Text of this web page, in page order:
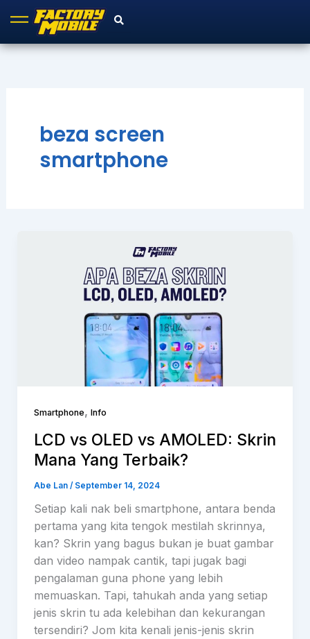
content
beza screen
smartphone
Smartphone, Info
LCD vs OLED vs AMOLED: Skrin
Mana Yang Terbaik?
Abe Lan / September 14, 2024
Setiap kali nak beli smartphone, antara benda
pertama yang kita tengok mestilah skrinnya,
kan? Skrin yang bagus bukan je buat gambar
dan video nampak cantik, tapi jugak bagi
pengalaman guna phone yang lebih
memuaskan. Tapi, tahukah anda yang setiap
jenis skrin tu ada kelebihan dan kekurangan
tersendiri? Jom kita kenali jenis-jenis skrin